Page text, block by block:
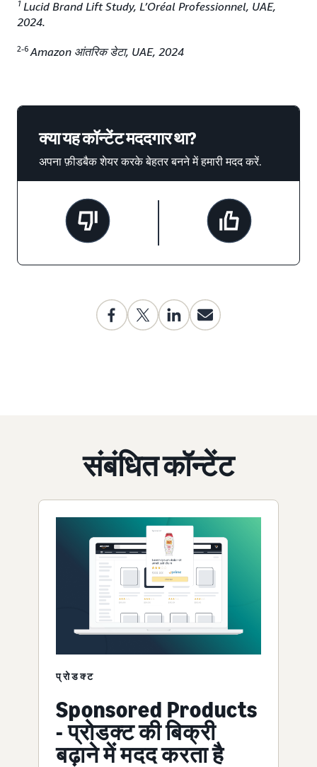
1 Lucid Brand Lift Study, L’Oréal Professionnel, UAE,
2024.
2-6 Amazon आंतरिक डेटा, UAE, 2024
क्या यह कॉन्टेंट मददगार था?
अपना फ़ीडबैक शेयर करके बेहतर बनने में हमारी मदद करें.
संबंधित कॉन्टेंट
प्रोडक्ट
Sponsored Products
- प्रोडक्ट की बिक्री
बढ़ाने में मदद करता है